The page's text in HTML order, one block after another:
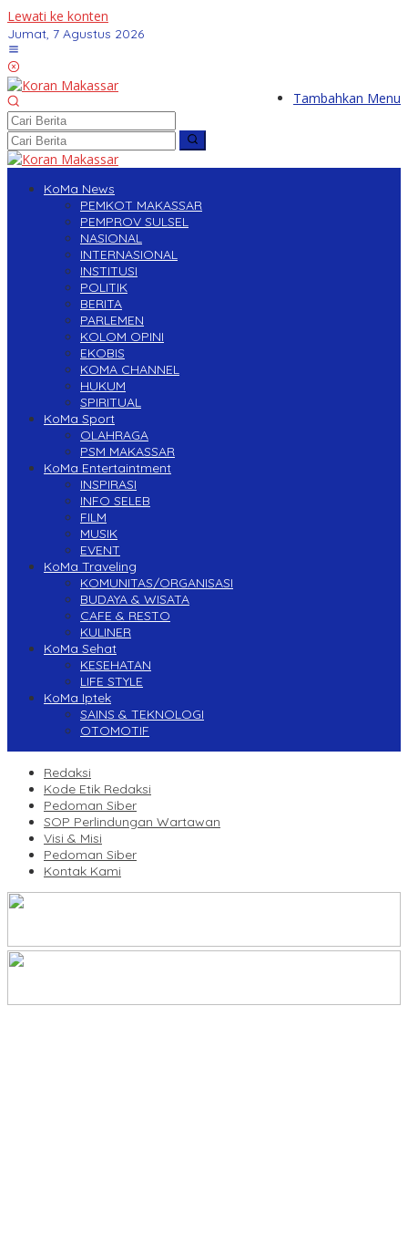
Lewati ke konten
Jumat, 7 Agustus 2026
Tambahkan Menu
KoMa News
PEMKOT MAKASSAR
PEMPROV SULSEL
NASIONAL
INTERNASIONAL
INSTITUSI
POLITIK
BERITA
PARLEMEN
KOLOM OPINI
EKOBIS
KOMA CHANNEL
HUKUM
SPIRITUAL
KoMa Sport
OLAHRAGA
PSM MAKASSAR
KoMa Entertaintment
INSPIRASI
INFO SELEB
FILM
MUSIK
EVENT
KoMa Traveling
KOMUNITAS/ORGANISASI
BUDAYA & WISATA
CAFE & RESTO
KULINER
KoMa Sehat
KESEHATAN
LIFE STYLE
KoMa Iptek
SAINS & TEKNOLOGI
OTOMOTIF
Redaksi
Kode Etik Redaksi
Pedoman Siber
SOP Perlindungan Wartawan
Visi & Misi
Pedoman Siber
Kontak Kami